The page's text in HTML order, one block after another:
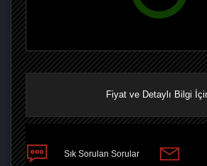
Fiyat ve Detaylı Bilgi
Sık Sorulan Sorular